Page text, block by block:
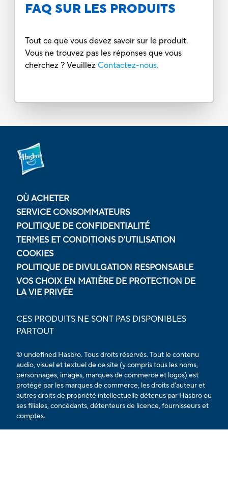
FAQ SUR LES PRODUITS
Tout ce que vous devez savoir sur le produit.
Vous ne trouvez pas les réponses que vous
cherchez ? Veuillez Contactez-nous.
OÙ ACHETER
SERVICE CONSOMMATEURS
POLITIQUE DE CONFIDENTIALITÉ
TERMES ET CONDITIONS D'UTILISATION
COOKIES
POLITIQUE DE DIVULGATION RESPONSABLE
VOS CHOIX EN MATIÈRE DE PROTECTION DE
LA VIE PRIVÉE
CES PRODUITS NE SONT PAS DISPONIBLES
PARTOUT
© undefined Hasbro. Tous droits réservés. Tout le contenu
audio, visuel et textuel de ce site (y compris tous les noms,
personnages, images, marques de commerce et logos) est
protégé par les marques de commerce, les droits d'auteur et
autres droits de propriété intellectuelle détenus par Hasbro ou
ses filiales, concédants, détenteurs de licence, fournisseurs et
comptes.